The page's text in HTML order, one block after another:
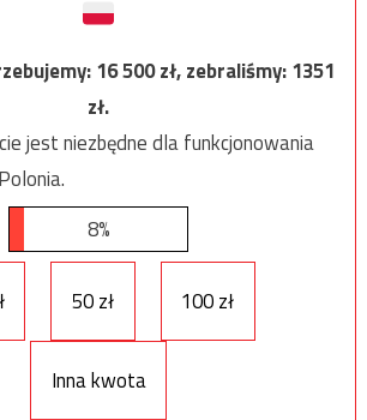
16 500zł, zebraliśmy:1351
zł.
jest niezbędne dla funkcjonowania
8%
50 zł 100 zł
Inna kwota